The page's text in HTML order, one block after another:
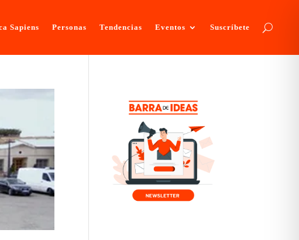
Sapiens Personas Tendencias Eventos Suscríbete